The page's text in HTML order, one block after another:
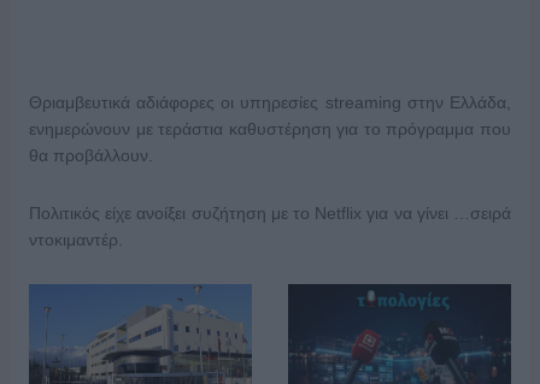
Θριαμβευτικά αδιάφορες οι υπηρεσίες streaming στην Ελλάδα,
ενημερώνουν με τεράστια καθυστέρηση για το πρόγραμμα που
θα προβάλλουν.
Πολιτικός είχε ανοίξει συζήτηση με το Netflix για να γίνει …σειρά
ντοκιμαντέρ.